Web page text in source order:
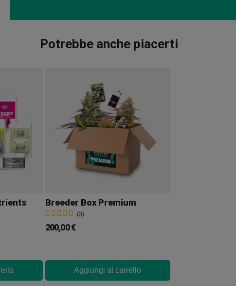
Potrebbe anche piacerti
Breeder Box Premium
(3)
200,00 €
Aggiungi al carrello